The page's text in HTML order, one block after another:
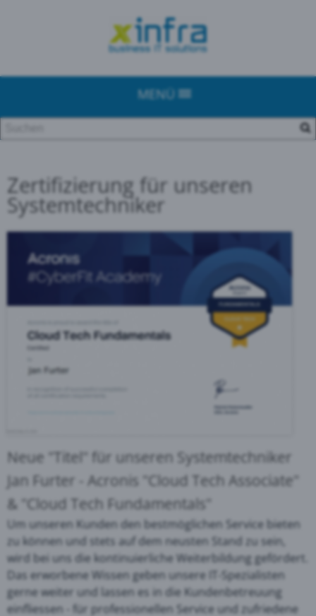
MENÜ
Zertifizierung für unseren
Systemtechniker
Neue "Titel" für unseren Systemtechniker
Jan Furter
- Acronis "Cloud Tech Associate"
& "Cloud Tech Fundamentals"
Um unseren Kunden den bestmöglichen Service bieten
zu können und stets auf dem neusten Stand zu sein,
wird bei uns die kontinuierliche Weiterbildung gefördert.
Das erworbene Wissen geben unsere IT-Spezialisten
gerne weiter und lassen es in die Kundenbetreuung
einfliessen - für professionellen Service und zufriedene